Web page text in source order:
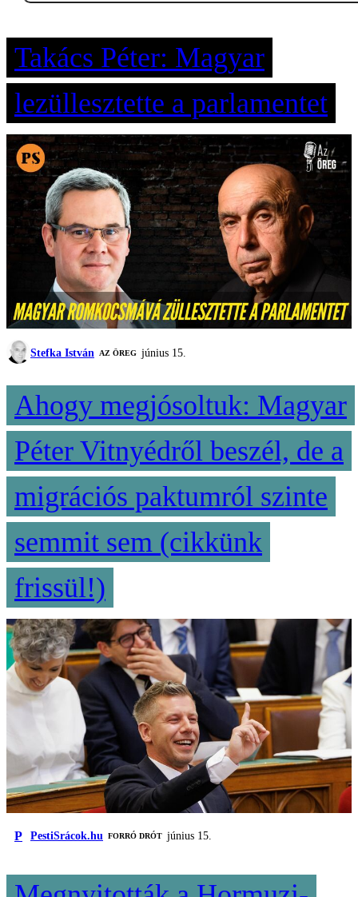
Takács Péter: Magyar
lezüllesztette a parlamentet
Stefka István AZ ÖREG június 15.
Ahogy megjósoltuk: Magyar
Péter Vitnyédről beszél, de a
migrációs paktumról szinte
semmit sem (cikkünk
frissül!)
P PestiSrácok.hu FORRÓ DRÓT június 15.